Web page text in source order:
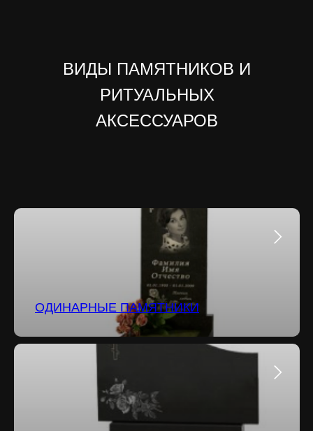
ВИДЫ ПАМЯТНИКОВ И
РИТУАЛЬНЫХ
АКСЕССУАРОВ
ОДИНАРНЫЕ ПАМЯТНИКИ